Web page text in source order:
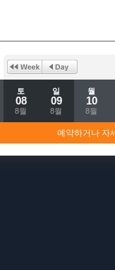
토
08
8월
일
09
8월
월
10
8월
예약하거나 자